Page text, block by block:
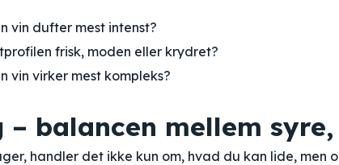
vin dufter mest intenst?
frisk, moden eller krydret?
vin virker mest kompleks?
– balancen mellem
handler det ikke kun om, hvad du kan lide, men